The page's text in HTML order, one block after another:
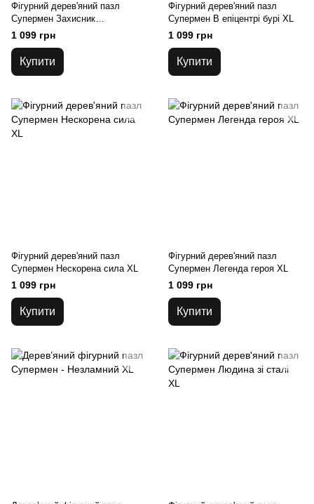
Фігурний дерев'яний пазл
Супермен Захисник
Метрополіса XL
1 099 грн
Купити
Фігурний дерев'яний пазл
Супермен В епіцентрі бурі XL
1 099 грн
Купити
Фігурний дерев'яний пазл
Супермен Нескорена сила XL
1 099 грн
Купити
Фігурний дерев'яний пазл
Супермен Легенда героя XL
1 099 грн
Купити